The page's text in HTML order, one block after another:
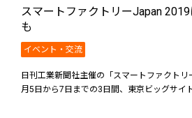
スマートファクトリーJapan
も
イベント・交流
日刊工業新聞社主催の「スマートファクト
月5日から7日までの3日間、東京ビッグサイ